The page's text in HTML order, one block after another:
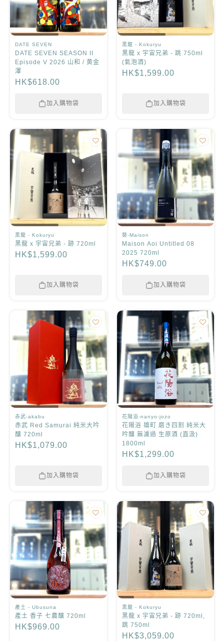
重設過濾
DATE SEVEN
DATE SEVEN SEASON II
Episode V 2026 山和 / 黄金
澤
HK$618.00
加入購物袋
黑龍 - Kokuryu
黑龍 x 宇宙兄弟 - 跳 750ml
(氣泡酒)
HK$1,599.00
加入購物袋
黑龍 - Kokuryu
黑龍 x 宇宙兄弟 - 跡 720ml
HK$1,599.00
加入購物袋
葵-Maison
Maison Aoi Untitled 08
2025 720ml
HK$749.00
加入購物袋
赤武-akabu
赤武 Red Samurai 純米大吟
釀 720ml
HK$1,079.00
加入購物袋
花陽浴-nanyo-jozo
花陽浴 雄町 磨き四割 純米大
吟釀 無濾過 生原酒 (直汲)
1800ml
HK$1,299.00
加入購物袋
產土 - Ubusuna
產土 香子 七農釀 720ml
HK$969.00
黑龍 - Kokuryu
黑龍 x 宇宙兄弟 - 跡 720ml,
跳 750ml
HK$3,059.00